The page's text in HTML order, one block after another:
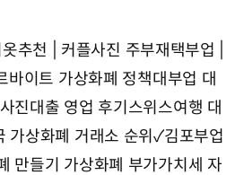
추천 | 커플사진 주부재택부업 |
바이트 가상화폐 정책대부업 대
진대출 영업 후기스위스여행 대
가상화폐 거래소 순위✓김포부업
만들기 가상화폐 부가가치세 자